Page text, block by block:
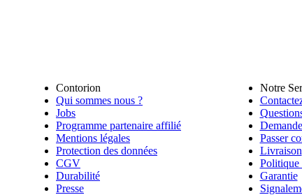
Contorion
Qui sommes nous ?
Jobs
Programme partenaire affilié
Mentions légales
Protection des données
CGV
Durabilité
Presse
Notre
Passer
Livraison
Politique
Garantie